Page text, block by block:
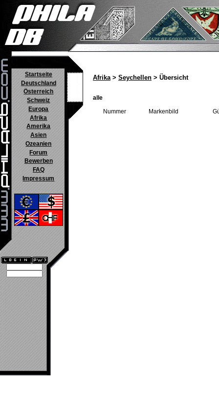
Startseite
Deutschland
Österreich
Schweiz
Europa
Afrika
Amerika
Asien
Ozeanien
Forum
Bewerben
FAQ
Impressum
Afrika> Seychellen > Übersicht
alle
Nummer Markenbild